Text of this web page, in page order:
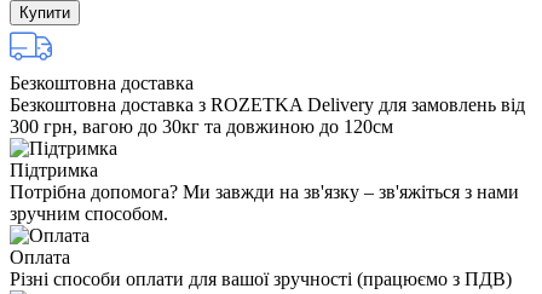
Купити
Безкоштовна доставка
Безкоштовна доставка з ROZETKA Delivery для замовлень від
300 грн, вагою до 30кг та довжиною до 120см
Підтримка
Потрібна допомога? Ми завжди на зв'язку – зв'яжіться з нами
зручним способом.
Оплата
Різні способи оплати для вашої зручності (працюємо з ПДВ)